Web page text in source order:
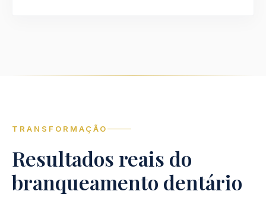
TRANSFORMAÇÃO
Resultados reais do
branqueamento dentário